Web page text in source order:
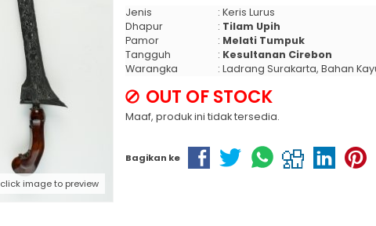
click image to preview
Jenis
: Keris Lurus
Dhapur
: Tilam Upih
Pamor
: Melati Tumpuk
Tangguh
: Kesultanan Cirebon
Warangka
: Ladrang Surakarta, Bahan
OUT OF STOCK
Maaf, produk ini tidak tersedia.
Bagikan ke